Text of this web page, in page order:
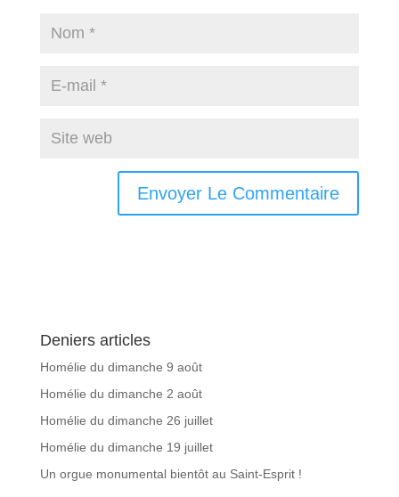
Deniers articles
Homélie du dimanche 9 août
Homélie du dimanche 2 août
Homélie du dimanche 26 juillet
Homélie du dimanche 19 juillet
Un orgue monumental bientôt au Saint-Esprit !